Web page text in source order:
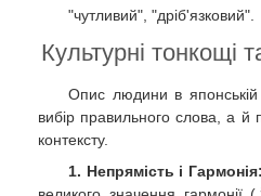
"чутливий", "дріб'язковий".
Культурні тонкощі
Опис людини в
вибір правильного слова, а й
контексту.
1. Непрямість і Гармонія: